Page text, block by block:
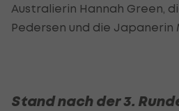
Australierin Hannah Green,
Pedersen und die Japanerin
Stand nach der 3.